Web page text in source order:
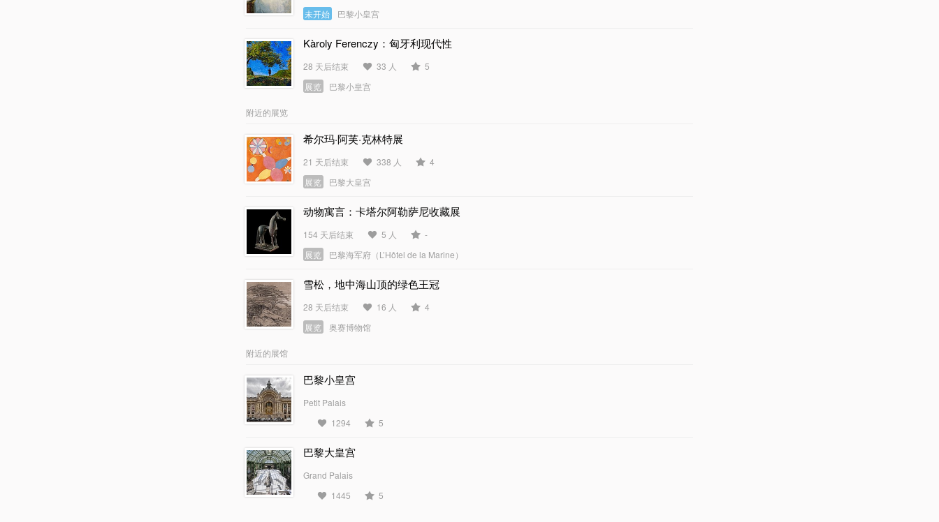
未开始
巴黎小皇宫
Kàroly Ferenczy：匈牙利现代性
28 天后结束 33 人
5
展览
巴黎小皇宫
附近的展览
希尔玛·阿芙·克林特展
21 天后结束 338 人
4
展览
巴黎大皇宫
动物寓言：卡塔尔阿勒萨尼收藏展
154 天后结束 5 人
-
展览
巴黎海军府（L’Hôtel de la Marine）
雪松，地中海山顶的绿色王冠
28 天后结束 16 人
4
展览
奥赛博物馆
附近的展馆
巴黎小皇宫
Petit Palais
1294
5
巴黎大皇宫
Grand Palais
1445
5